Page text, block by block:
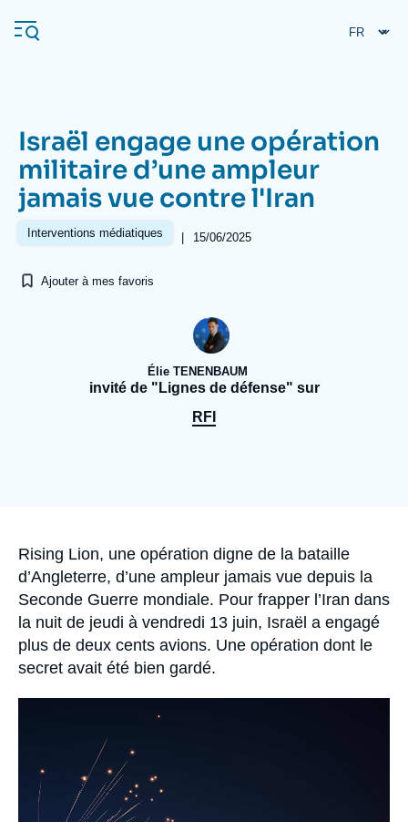
au
contenu
Navigation
principale
L'Ifri
Se connecter
À propos de l'Ifri
Proche-Orient
Israël engage une opération
militaire d’une ampleur
jamais vue contre l'Iran
Interventions médiatiques | 15/06/2025
Ajouter à mes favoris
Élie TENENBAUM
invité de "Lignes de défense" sur
RFI
Accroche
Rising Lion, une opération digne de la bataille
d’Angleterre, d’une ampleur jamais vue depuis la
Seconde Guerre mondiale. Pour frapper l’Iran dans
la nuit de jeudi à vendredi 13 juin, Israël a engagé
plus de deux cents avions. Une opération dont le
secret avait été bien gardé.